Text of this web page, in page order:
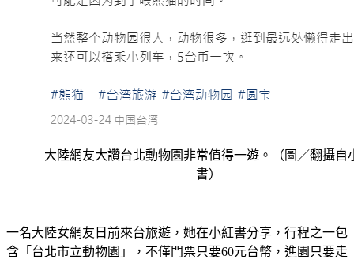
大陸網友大讚台北動物園非常值得一遊。（圖／翻攝自
書）
一名大陸女網友日前來台旅遊，她在小紅書分享，行程之一包
含「台北市立動物園」，不僅門票只要60元台幣，進園只要走